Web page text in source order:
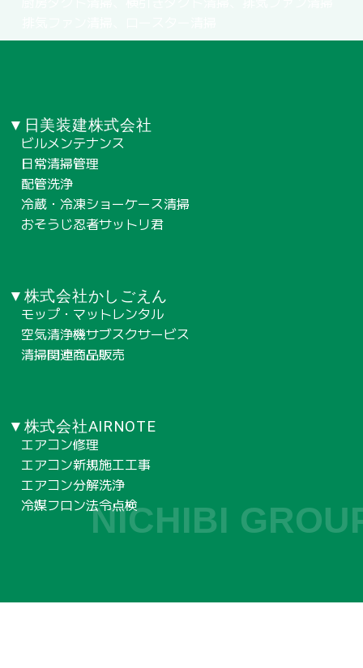
▼日美装建株式会社
ビルメンテナンス
日常清掃管理
配管洗浄
冷蔵・冷凍ショーケース清掃
おそうじ忍者サットリ君
▼株式会社かしごえん
モップ・マットレンタル
空気清浄機サブスクサービス
清掃関連商品販売
▼株式会社AIRNOTE
エアコン修理
エアコン新規施工工事
エアコン分解洗浄
冷媒フロン法令点検NICHIBI